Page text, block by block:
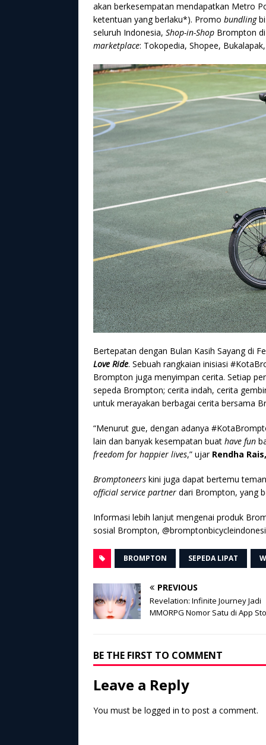
akan berkesempatan mendapatkan Metro
ketentuan yang berlaku*). Promo bundling
seluruh Indonesia, Shop-in-Shop Brompton
marketplace: Tokopedia, Shopee,
Bertepatan dengan Bulan Kasih Sayang di
Love Ride. Sebuah rangkaian inisiasi
Brompton juga menyimpan cerita. Setiap
sepeda Brompton; cerita indah, cerita
untuk merayakan berbagai cerita bersama
“Menurut gue, dengan adanya
lain dan banyak kesempatan buat have fun
freedom for happier lives,” ujarRendha
Bromptoneers kini juga dapat bertemu
official service partner dari Brompton, yang
Informasi lebih lanjut mengenai produk
sosial Brompton,
BROMPTON SEPEDA LIPAT
PREVIOUS
Revelation: Infinite Journey Jadi
MMORPG Nomor Satu di App
BE THE FIRST TO COMMENT
Leave a Reply
You must be logged in to post a comment.